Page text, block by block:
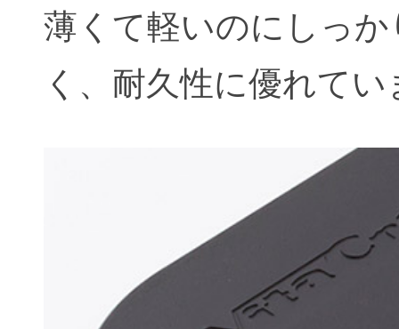
薄くて軽いのにしっ
く、耐久性に優れてい